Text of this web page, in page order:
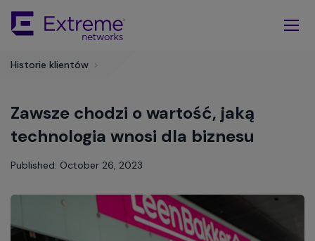
Main
Historie klientów >
Zawsze chodzi o wartość, jaką
technologia wnosi dla biznesu
Published: October 26, 2023